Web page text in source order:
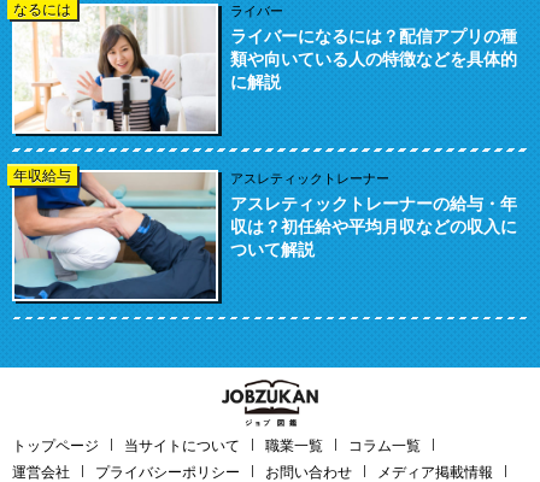
なるには ライバー
ライバーになるには？配信アプリの種
類や向いている人の特徴などを具体的
に解説
年収給与 アスレティックトレーナー
アスレティックトレーナーの給与・年
収は？初任給や平均月収などの収入に
ついて解説
トップページ 当サイトについて 職業一覧
コラム一覧
運営会社
プライバシーポリシー お問い合わせ メディア掲載情報